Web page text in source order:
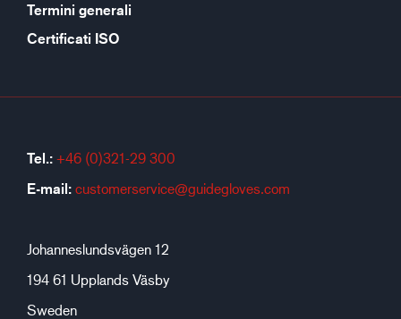
Termini generali
Certificati ISO
Tel.: +46 (0)321-29 300
E-mail: customerservice@guidegloves.com
Johanneslundsvägen 12
194 61 Upplands Väsby
Sweden